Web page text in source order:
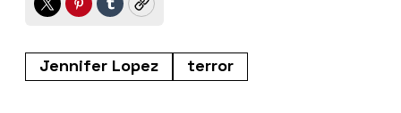
TwitterPinterest
TumblrCopy
Jennifer Lopez terror